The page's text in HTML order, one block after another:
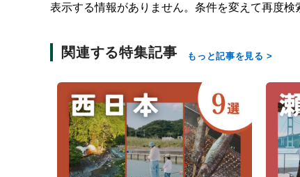
施設タイプ
ドームテント コット
特徴・アクティビティ
BBQ サウナ・テントサ
駅から徒歩15分以内 駅
表示する情報がありません。条件を変えて再度検
関連する特集記事 もっと記事を見る